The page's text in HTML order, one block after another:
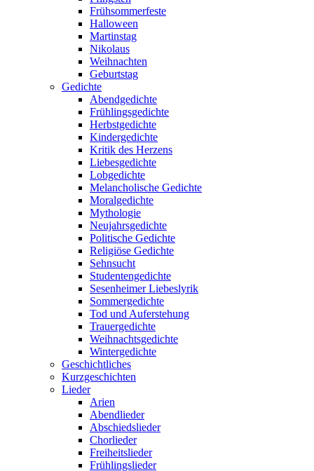
Frühsommerfeste
Halloween
Martinstag
Nikolaus
Weihnachten
Geburtstag
Gedichte
Abendgedichte
Frühlingsgedichte
Herbstgedichte
Kindergedichte
Kritik des Herzens
Liebesgedichte
Lobgedichte
Melancholische Gedichte
Moralgedichte
Mythologie
Neujahrsgedichte
Politische Gedichte
Religiöse Gedichte
Sehnsucht
Studentengedichte
Sesenheimer Liebeslyrik
Sommergedichte
Tod und Auferstehung
Trauergedichte
Weihnachtsgedichte
Wintergedichte
Geschichtliches
Kurzgeschichten
Lieder
Arien
Abendlieder
Abschiedslieder
Chorlieder
Freiheitslieder
Frühlingslieder